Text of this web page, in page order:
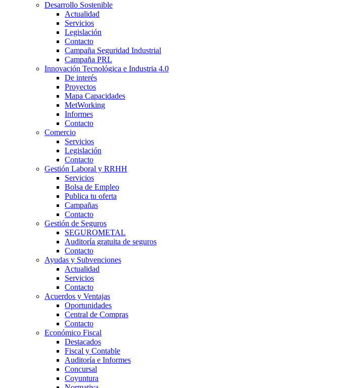
Desarrollo Sostenible
Actualidad
Servicios
Legislación
Contacto
Campaña Seguridad Industrial
Campaña PRL
Innovación Tecnológica e Industria 4.0
De interés
Proyectos
Mapa Capacidades
MetWorking
Informes
Contacto
Comercio
Servicios
Legislación
Contacto
Gestión Laboral y RRHH
Servicios
Bolsa de Empleo
Publica tu oferta
Campañas
Contacto
Gestión de Seguros
SEGUROMETAL
Auditoría gratuita de seguros
Contacto
Ayudas y Subvenciones
Actualidad
Servicios
Contacto
Acuerdos y Ventajas
Oportunidades
Central de Compras
Contacto
Económico Fiscal
Destacados
Fiscal y Contable
Auditoría e Informes
Concursal
Coyuntura